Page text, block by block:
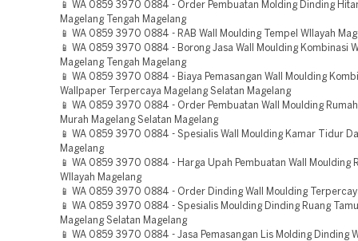
📱 WA 0859 3970 0884 - Order Pembuatan Molding Dinding
Magelang Tengah Magelang
📱 WA 0859 3970 0884 - RAB Wall Moulding Tempel WIlayah
📱 WA 0859 3970 0884 - Borong Jasa Wall Moulding Kombinasi
Magelang Tengah Magelang
📱 WA 0859 3970 0884 - Biaya Pemasangan Wall Moulding
Wallpaper Terpercaya Magelang Selatan Magelang
📱 WA 0859 3970 0884 - Order Pembuatan Wall Moulding
Murah Magelang Selatan Magelang
📱 WA 0859 3970 0884 - Spesialis Wall Moulding Kamar Tidur
Magelang
📱 WA 0859 3970 0884 - Harga Upah Pembuatan Wall Moulding
WIlayah Magelang
📱 WA 0859 3970 0884 - Order Dinding Wall Moulding
📱 WA 0859 3970 0884 - Spesialis Moulding Dinding Ruang
Magelang Selatan Magelang
📱 WA 0859 3970 0884 - Jasa Pemasangan Lis Molding Dinding